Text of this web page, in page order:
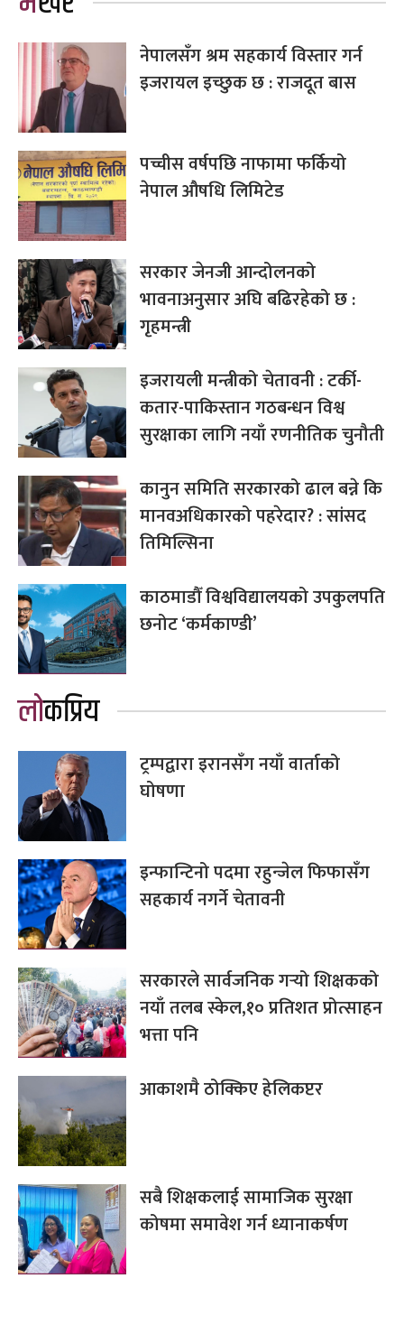
नेपालसँग श्रम सहकार्य विस्तार गर्न
इजरायल इच्छुक छ : राजदूत बास
पच्चीस वर्षपछि नाफामा फर्कियो
नेपाल औषधि लिमिटेड
सरकार जेनजी आन्दोलनको
भावनाअनुसार अघि बढिरहेको छ :
गृहमन्त्री
इजरायली मन्त्रीको चेतावनी : टर्की-
कतार-पाकिस्तान गठबन्धन विश्व
सुरक्षाका लागि नयाँ रणनीतिक चुनौती
कानुन समिति सरकारको ढाल बन्ने कि
मानवअधिकारको पहरेदार? : सांसद
तिमिल्सिना
काठमाडौँ विश्वविद्यालयको उपकुलपति
छनोट ‘कर्मकाण्डी’
लोकप्रिय
ट्रम्पद्वारा इरानसँग नयाँ वार्ताको
घोषणा
इन्फान्टिनो पदमा रहुन्जेल फिफासँग
सहकार्य नगर्ने चेतावनी
सरकारले सार्वजनिक गर्‍यो शिक्षकको
नयाँ तलब स्केल,१० प्रतिशत प्रोत्साहन
भत्ता पनि
आकाशमै ठोक्किए हेलिकप्टर
सबै शिक्षकलाई सामाजिक सुरक्षा
कोषमा समावेश गर्न ध्यानाकर्षण